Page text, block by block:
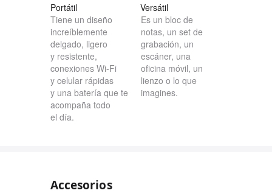
Portátil
Tiene un diseño
increíblemente
delgado, ligero
y resistente,
conexiones Wi-Fi
y celular rápidas
y una batería que te
acompaña todo
el día.
Versátil
Es un bloc de
notas, un set de
grabación, un
escáner, una
oficina móvil, un
lienzo o lo que
imagines.
Accesorios